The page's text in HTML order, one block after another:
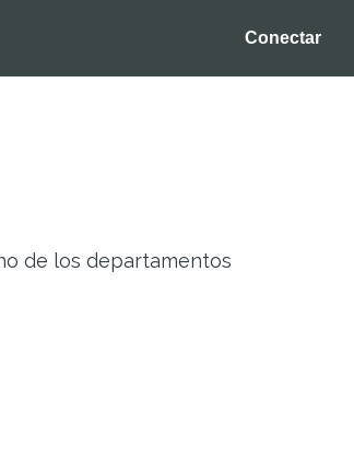
Conectar
de los departamentos